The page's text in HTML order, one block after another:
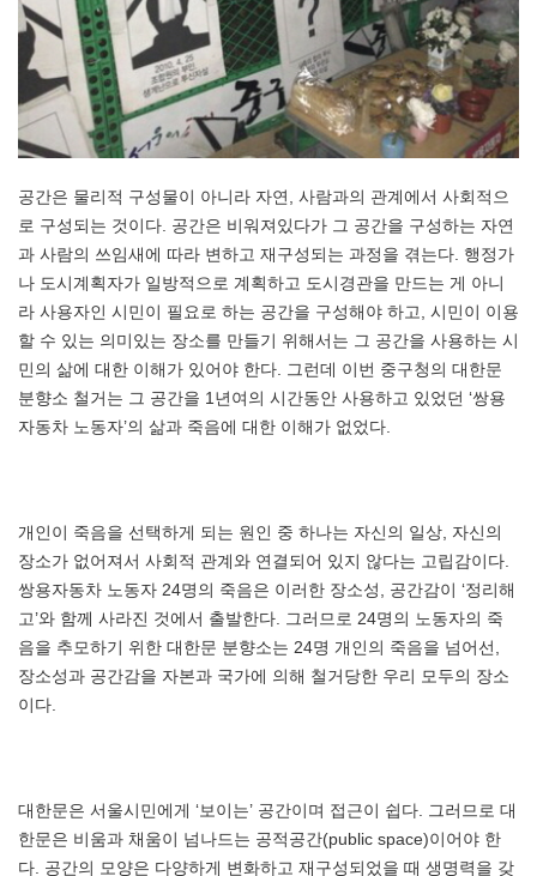
공간은 물리적 구성물이 아니라 자연, 사람과의 관계에서 사회적으
로 구성되는 것이다. 공간은 비워져있다가 그 공간을 구성하는 자연
과 사람의 쓰임새에 따라 변하고 재구성되는 과정을 겪는다. 행정가
나 도시계획자가 일방적으로 계획하고 도시경관을 만드는 게 아니
라 사용자인 시민이 필요로 하는 공간을 구성해야 하고, 시민이 이용
할 수 있는 의미있는 장소를 만들기 위해서는 그 공간을 사용하는 시
민의 삶에 대한 이해가 있어야 한다. 그런데 이번 중구청의 대한문
분향소 철거는 그 공간을 1년여의 시간동안 사용하고 있었던 ‘쌍용
자동차 노동자’의 삶과 죽음에 대한 이해가 없었다.
개인이 죽음을 선택하게 되는 원인 중 하나는 자신의 일상, 자신의
장소가 없어져서 사회적 관계와 연결되어 있지 않다는 고립감이다.
쌍용자동차 노동자 24명의 죽음은 이러한 장소성, 공간감이 ‘정리해
고’와 함께 사라진 것에서 출발한다. 그러므로 24명의 노동자의 죽
음을 추모하기 위한 대한문 분향소는 24명 개인의 죽음을 넘어선,
장소성과 공간감을 자본과 국가에 의해 철거당한 우리 모두의 장소
이다.
대한문은 서울시민에게 ‘보이는’ 공간이며 접근이 쉽다. 그러므로 대
한문은 비움과 채움이 넘나드는 공적공간(public space)이어야 한
다. 공간의 모양은 다양하게 변화하고 재구성되었을 때 생명력을 갖